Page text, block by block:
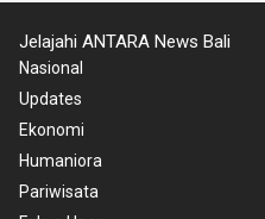
Jelajahi ANTARA News Bali
Nasional
Updates
Ekonomi
Humaniora
Pariwisata